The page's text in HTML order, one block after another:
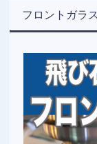
フロントガラ